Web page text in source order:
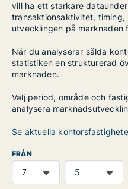
vill ha ett starkare
transaktionsaktivitet, timing,
utvecklingen på marknaden
När du analyserar sålda
statistiken en strukturerad
marknaden.
Välj period, område och
analysera
Se aktuella
FRÅN